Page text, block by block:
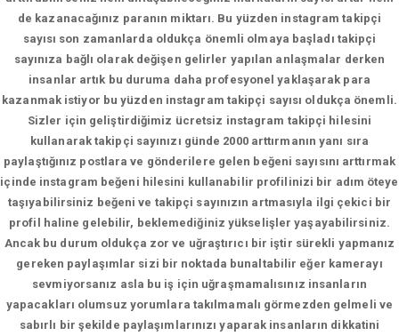
de kazanacağınız paranın miktarı. Bu yüzden instagram takipçi
sayısı son zamanlarda oldukça önemli olmaya başladı takipçi
sayınıza bağlı olarak değişen gelirler yapılan anlaşmalar derken
insanlar artık bu duruma daha profesyonel yaklaşarak para
kazanmak istiyor bu yüzden instagram takipçi sayısı oldukça önemli.
Sizler için geliştirdiğimiz ücretsiz instagram takipçi hilesini
kullanarak takipçi sayınızı günde 2000 arttırmanın yanı sıra
paylaştığınız postlara ve gönderilere gelen beğeni sayısını arttırmak
içinde instagram beğeni hilesini kullanabilir profilinizi bir adım öteye
taşıyabilirsiniz beğeni ve takipçi sayınızın artmasıyla ilgi çekici bir
profil haline gelebilir, beklemediğiniz yükselişler yaşayabilirsiniz.
Ancak bu durum oldukça zor ve uğraştırıcı bir iştir sürekli yapmanız
gereken paylaşımlar sizi bir noktada bunaltabilir eğer kamerayı
sevmiyorsanız asla bu iş için uğraşmamalısınız insanların
yapacakları olumsuz yorumlara takılmamalı görmezden gelmeli ve
sabırlı bir şekilde paylaşımlarınızı yaparak insanların dikkatini